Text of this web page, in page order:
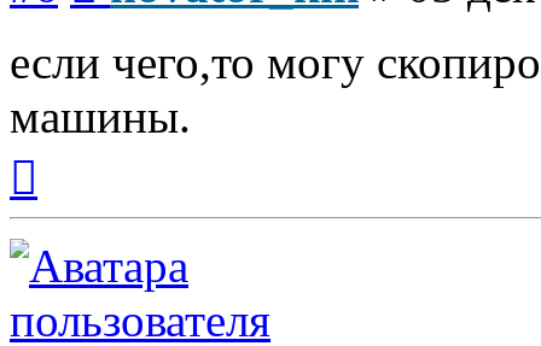
если чего,то могу
машины.
началу